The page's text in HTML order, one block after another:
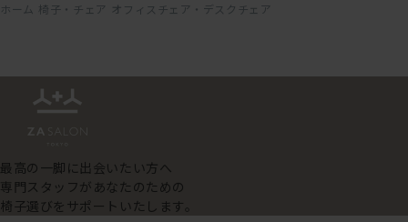
ホーム 椅子・チェア オフィスチェア・デスクチェア
最高の一脚に出会いたい方へ
専門スタッフがあなたのための
椅子選びをサポートいたします。